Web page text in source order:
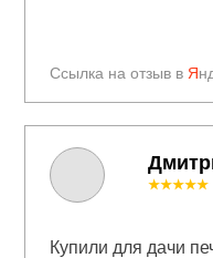
Ссылка на отзыв в Я
★★★★★
Купили для дачи